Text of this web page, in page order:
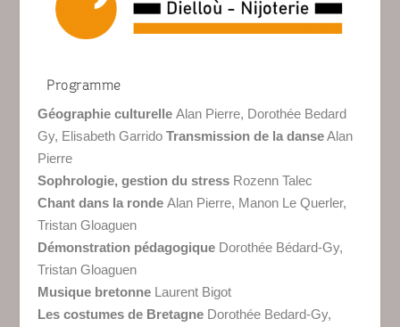
Programme
Géographie culturelleAlan Pierre, Dorothée Bedard
Gy, Elisabeth GarridoTransmission de la danseAlan
Pierre
Sophrologie, gestion du stress Rozenn Talec
Chant dans la rondeAlan Pierre, Manon Le Querler,
Tristan Gloaguen
Démonstration pédagogique Dorothée Bédard-Gy,
Tristan Gloaguen
Musique bretonne Laurent Bigot
Les costumes de Bretagne Dorothée Bedard-Gy,